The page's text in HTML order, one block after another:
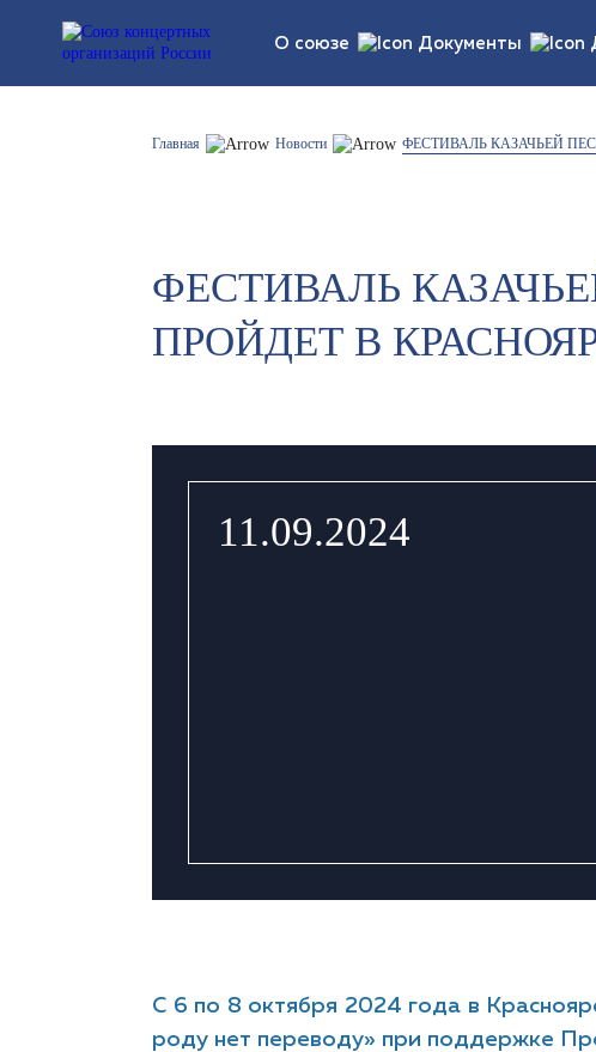
О союзе
Устав союза
Список участников
Документы
Правовые
Главная Новости ФЕСТИВАЛЬ КАЗАЧЬЕЙ
ФЕСТИВАЛЬ
ПРОЙДЕТ В
11.09.2024
С 6 по 8 октября 2024 года в
роду нет переводу» при поддержке